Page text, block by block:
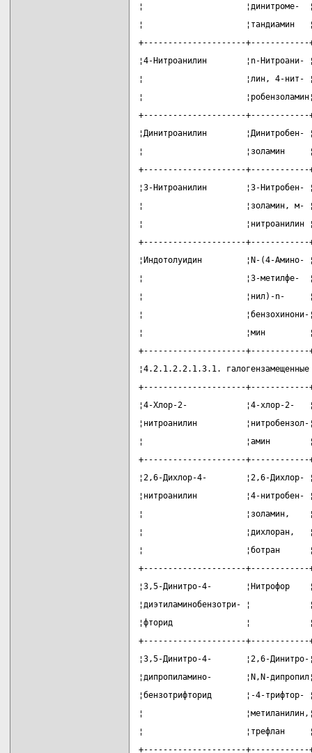
¦
¦
+---------------------+------------
¦4-Нитроанилин        ¦n-
¦                     ¦лин, 4-
¦
+---------------------+------------
¦Динитроанилин
¦                     ¦золамин
+---------------------+------------
¦3-Нитроанилин        ¦3-
¦                     ¦золамин,
¦
+---------------------+------------
¦Индотолуидин         ¦N-(4-
¦                     ¦3-
¦                     ¦нил)-n-
¦
¦                     ¦мин
+---------------------+------------
¦4.2.1.2.2.1.3.1.
+---------------------+------------
¦4-Хлор-2-            ¦4-хлор-2-
¦нитроанилин
¦                     ¦амин
+---------------------+------------
¦2,6-Дихлор-4-        ¦2,6-
¦нитроанилин          ¦4-
¦                     ¦золамин,
¦
¦                     ¦ботран
+---------------------+------------
¦3,5-Динитро-4-       ¦Нитрофор
¦диэтиламинобензотри- ¦
¦фторид               ¦
+---------------------+------------
¦3,5-Динитро-4-       ¦2,6-
¦дипропиламино-       ¦N,N-
¦бензотрифторид       ¦-4-
¦
¦                     ¦трефлан
+---------------------+------------